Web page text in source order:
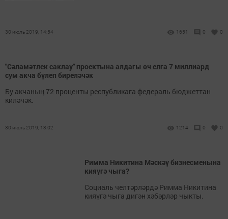
30 июль 2019, 14:54 1651 0 0
"Сәламәтлек саклау" проектына алдагы өч елга 7 миллиард
сум акча бүлеп биреләчәк
Бу акчаның 72 проценты республикага федераль бюджеттан
киләчәк.
30 июль 2019, 13:02 1214 0 0
Римма Никитина Мәскәү бизнесменына
кияүгә чыга?
Социаль челтәрләрдә Римма Никитина
кияүгә чыга дигән хәбәрләр чыкты.